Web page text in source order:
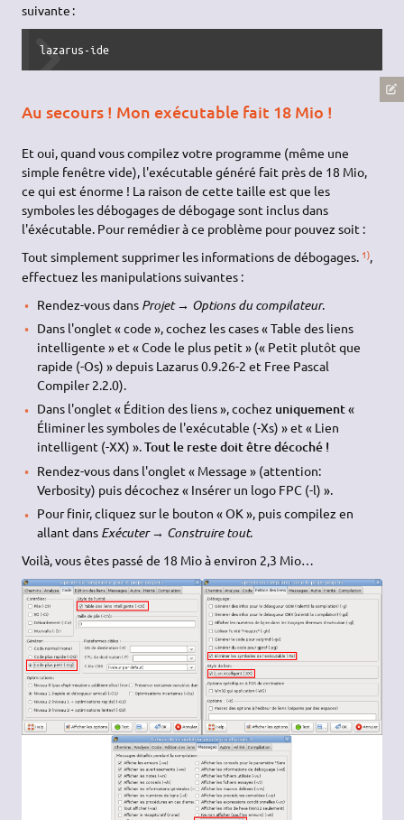
suivante :
lazarus-ide
Au secours ! Mon exécutable fait 18 Mio !
Et oui, quand vous compilez votre programme (même une
simple fenêtre vide), l'exécutable généré fait près de 18 Mio,
ce qui est énorme ! La raison de cette taille est que les
symboles les débogages de débogage sont inclus dans
l'éxécutable. Pour remédier à ce problème pour pouvez soit :
Tout simplement supprimer les informations de débogages. 1),
effectuez les manipulations suivantes :
Rendez-vous dans Projet → Options du compilateur.
Dans l'onglet « code », cochez les cases « Table des liens
intelligente » et « Code le plus petit » (« Petit plutôt que
rapide (-Os) » depuis Lazarus 0.9.26-2 et Free Pascal
Compiler 2.2.0).
Dans l'onglet « Édition des liens », cochez uniquement«
Éliminer les symboles de l'exécutable (-Xs) » et « Lien
intelligent (-XX) ».Tout le reste doit être décoché !
Rendez-vous dans l'onglet « Message » (attention:
Verbosity) puis décochez « Insérer un logo FPC (-l) ».
Pour finir, cliquez sur le bouton « OK », puis compilez en
allant dans Exécuter → Construire tout.
Voilà, vous êtes passé de 18 Mio à environ 2,3 Mio…